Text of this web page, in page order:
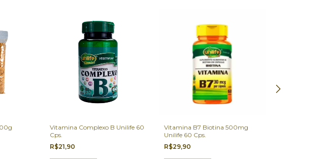
Vitamina Complexo B Unilife 60
Cps.
R$21,90
Vitamina B7 Biotina 500mg
Unilife 60 Cps.
R$29,90